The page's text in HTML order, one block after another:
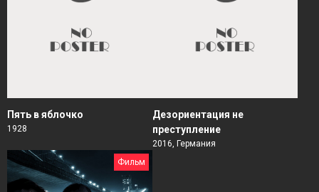
Пять в яблочко
1928
Дезориентация не
преступление
2016, Германия
Фильм